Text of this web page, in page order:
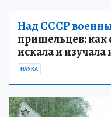
Над СССР
пришельцев: как
искала и
НАУКА